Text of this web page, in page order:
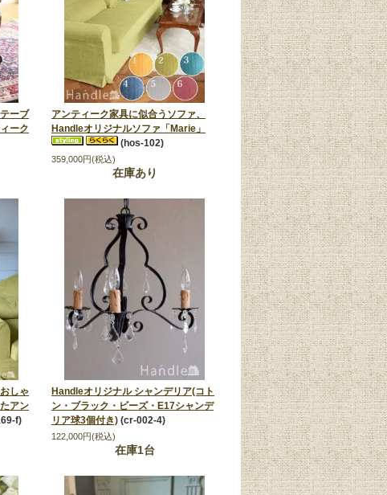
ーブ
ーク
アンティーク家具に似合うソファ、
Handleオリジナルソファ「Marie」
(hos-102)
359,000円(税込)
在庫あり
しゃ
アン
f)
Handleオリジナル シャンデリア(コト
ン・ブラック・ビーズ・E17シャンデ
リア球3個付き) (cr-002-4)
122,000円(税込)
在庫1台